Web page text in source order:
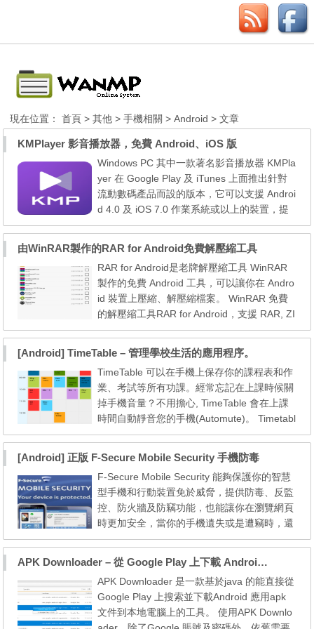
現在位置：首頁 >其他 >手機相關 >Android > 文章
KMPlayer 影音播放器，免費 Android、iOS 版
Windows PC 其中一款著名影音播放器 KMPla
yer 在 Google Play 及 iTunes 上面推出針對
流動數碼產品而設的版本，它可以支援 Androi
d 4.0 及 iOS 7.0 作業系統或以上的裝置，提
供 0.5x 至 4x 播放速度、錄製影片、改變屏幕
幕檔案等，3GP、AMV、ASF、AVI、AXV、D
IVX、DV、F4V、M2P、MKV、MOV、MP
4、MPEG 等格式影片。而且都是免費的！ 名
稱：KMPlayer 下載：下載 i...
由WinRAR製作的RAR for Android免費解壓縮工具
RAR for Android是老牌解壓縮工具 WinRAR
製作的免費 Android 工具，可以讓你在 Andro
id 裝置上壓縮、解壓縮檔案。 WinRAR 免費
的解壓縮工具RAR for Android，支援 RAR, ZI
P, TAR, GZ, BZ2, XZ, 7z, ISO, ARJ 格式。還
支援選擇壓縮率、分卷壓縮。遺憾的是內部沒
有分享工具，壓縮後還需要其它工具分享出
去。 Google Play 下載點： https://play.googl
e.com/store/apps/details?id=com.rarlab.rar
本站下載...
[Android] TimeTable – 管理學校生活的應用程序。
TimeTable 可以在手機上保存你的課程表和作
業、考試等所有功課。經常忘記在上課時候關
掉手機音量？不用擔心, TimeTable 會在上課
時間自動靜音您的手機(Automute)。 Timetabl
e是在Google Play上最漂亮，最直觀的管理學
考試等所有功課。經常忘記在上課時候關掉手
機音量？不用擔心，TimeTable會在上課時間
自動靜音您的手機(Automute)。 具備以下特
性 - 無廣告，完全...
[Android] 正版 F-Secure Mobile Security 手機防毒
F-Secure Mobile Security 能夠保護你的智慧
型手機和行動裝置免於威脅，提供防毒、反監
控、防火牆及防竊功能，也能讓你在瀏覽網頁
時更加安全，當你的手機遺失或是遭竊時，還
能夠立即回傳手機的位置，或是遠端清除手機
180 天 F-Secure Mobile Security 正版使用序
號。 活動網站：點這裡 下載鏈結：下載 F-Se
cure Mobile Security 首先，進入 F-Secure K
eys in t...
APK Downloader – 從 Google Play 上下載 Android 應用
APK Downloader 是一款基於java 的能直接從
Google Play 上搜索並下載Android 應用apk
文件到本地電腦上的工具。 使用APK Downlo